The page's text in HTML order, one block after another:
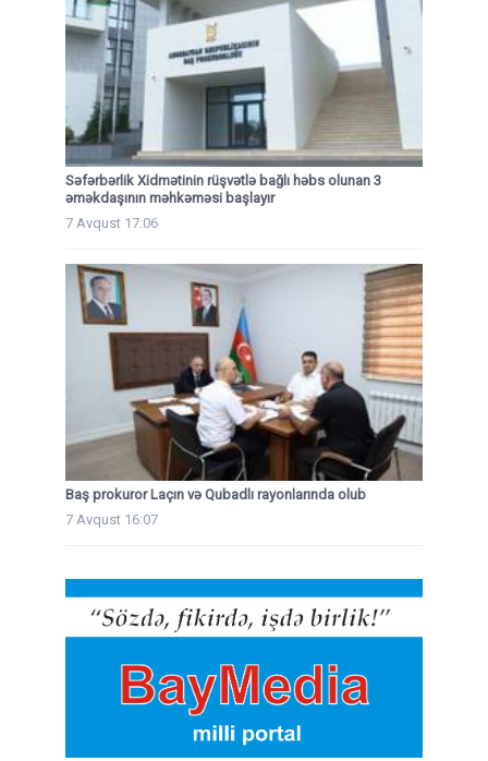
Səfərbərlik Xidmətinin rüşvətlə bağlı həbs olunan 3
əməkdaşının məhkəməsi başlayır
7 Avqust 17:06
Baş prokuror Laçın və Qubadlı rayonlarında olub
7 Avqust 16:07